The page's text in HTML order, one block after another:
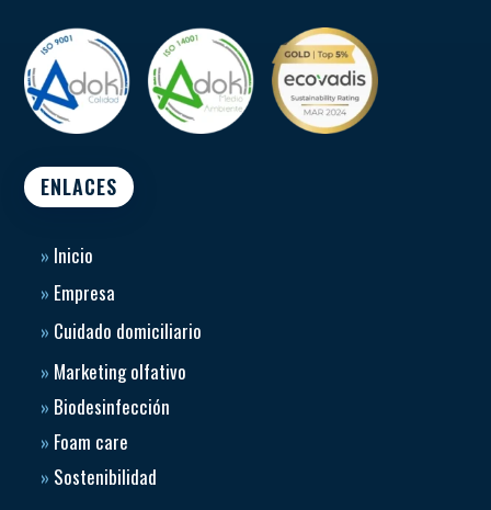
ENLACES
» Inicio
» Empresa
» Cuidado domiciliario
» Marketing olfativo
» Biodesinfección
» Foam care
» Sostenibilidad